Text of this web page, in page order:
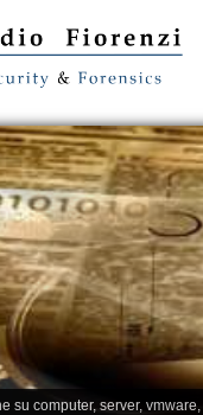
su computer, server,